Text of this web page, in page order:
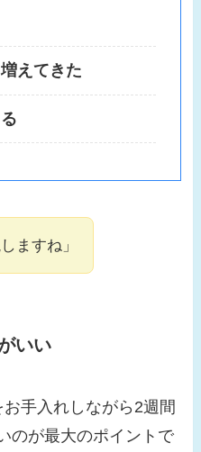
えてきた
ますね」
いい
手入れしながら2週間
のが最大のポイントで